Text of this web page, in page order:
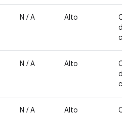
N / A Alto
de
N / A Alto
de
N / A Alto